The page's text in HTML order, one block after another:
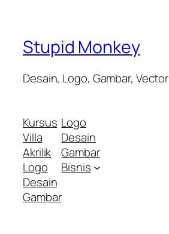
Stupid Monkey
Desain, Logo, Gambar, Vector
Kursus
Villa
Akrilik
Logo
Desain
Gambar
Logo
Desain
Gambar
Bisnis